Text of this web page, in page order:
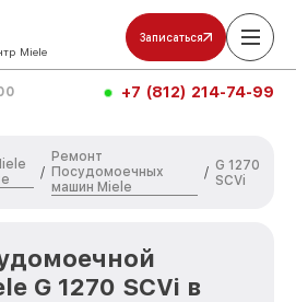
Miele
Записаться
+7 (812) 214-74-99
/
Ремонт
Посудомоечных
машин Miele
/ G 1270
SCVi
G 1270 SCVi в